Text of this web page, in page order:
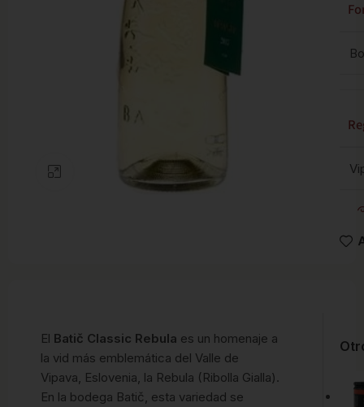
Clic para ampliar
El Batič Classic Rebula es un homenaje a
la vid más emblemática del Valle de
Vipava, Eslovenia, la Rebula (Ribolla Gialla).
En la bodega Batič, esta variedad se